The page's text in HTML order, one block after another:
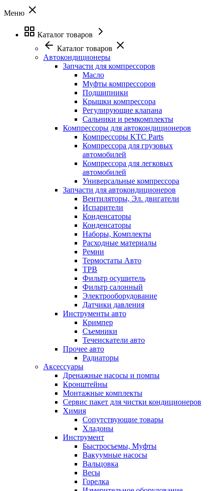
Меню
Каталог товаров
Каталог товаров
Автокондиционеры
Запчасти для компрессоров
Масло
Муфты компрессоров
Подшипники
Крышки компрессора
Регулирующие клапана
Сальники и ремкомплекты
Компрессоры для автокондиционеров
Компрессоры KTC Parts
Компрессора для грузовых
автомобилей
Компрессора для легковых
автомобилей
Универсальные компрессора
Запчасти для автокондиционеров
Вентиляторы, Эл. двигатели
Испарители
Конденсаторы
Конденсаторы
Наборы, Комплекты
Расходные материалы
Ремни
Термостаты Авто
ТРВ
Фильтр осушитель
Фильтр салонный
Электрооборудование
Датчики давления
Инструменты авто
Кримпер
Съемники
Течеискатели авто
Прочее авто
Радиаторы
Аксессуары
Дренажные насосы и помпы
Кронштейны
Монтажные комплекты
Сервис пакет для чистки кондиционеров
Химия
Сопутствующие товары
Хладоны
Инструмент
Быстросъемы, Муфты
Вакуумные насосы
Вальцовка
Весы
Горелка